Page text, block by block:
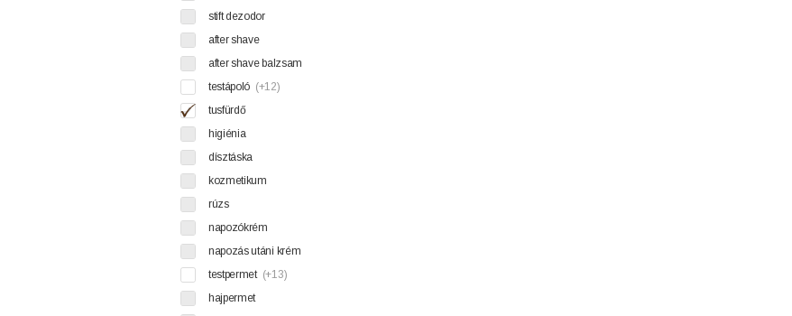
stift dezodor
after shave
after shave balzsam
testápoló (+12)
tusfürdő
higiénia
dísztáska
kozmetikum
rúzs
napozókrém
napozás utáni krém
testpermet (+13)
hajpermet